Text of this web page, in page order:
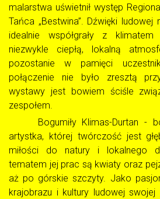
malarstwa uświetnił występ
Tańca „Bestwina”. Dźwięki
idealnie współgrały z klimatem
niezwykle ciepłą, lokalną
pozostanie w pamięci
połączenie nie było zresztą
wystawy jest bowiem ściśle
zespołem.
Bogumiły Klimas-Durtan -
artystka, której twórczość jest
miłości do natury i lokalnego
tematem jej prac są kwiaty oraz
aż po górskie szczyty. Jako
krajobrazu i kultury ludowej swojej